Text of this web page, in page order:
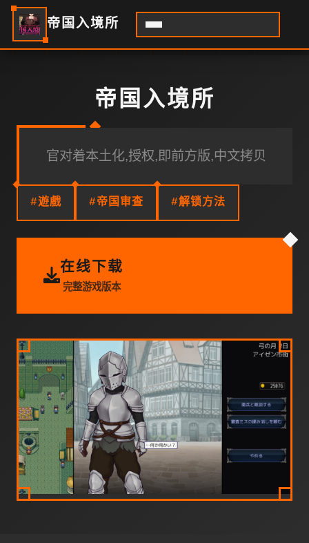
帝国入境所
帝国入境所
官对着本土化,授权,即前方版,中文拷贝
#遊戲 #帝国审查 #解锁方法
在线下载
完整游戏版本